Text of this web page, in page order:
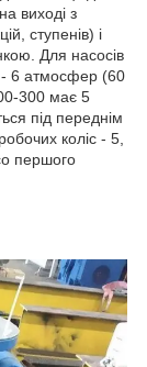
виході з
ступенів) і
Для насосів
- 6 атмосфер (60
300 має 5
під переднім
коліс - 5,
першого